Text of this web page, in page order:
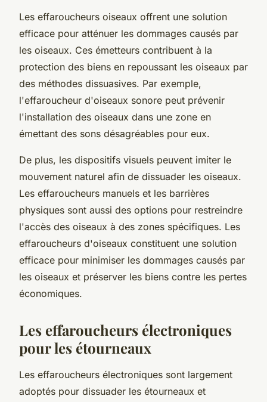
Les effaroucheurs oiseaux offrent une solution
efficace pour atténuer les dommages causés par
les oiseaux. Ces émetteurs contribuent à la
protection des biens en repoussant les oiseaux par
des méthodes dissuasives. Par exemple,
l'effaroucheur d'oiseaux sonore peut prévenir
l'installation des oiseaux dans une zone en
émettant des sons désagréables pour eux.
De plus, les dispositifs visuels peuvent imiter le
mouvement naturel afin de dissuader les oiseaux.
Les effaroucheurs manuels et les barrières
physiques sont aussi des options pour restreindre
l'accès des oiseaux à des zones spécifiques. Les
effaroucheurs d'oiseaux constituent une solution
efficace pour minimiser les dommages causés par
les oiseaux et préserver les biens contre les pertes
économiques.
Les effaroucheurs électroniques
pour les étourneaux
Les effaroucheurs électroniques sont largement
adoptés pour dissuader les étourneaux et